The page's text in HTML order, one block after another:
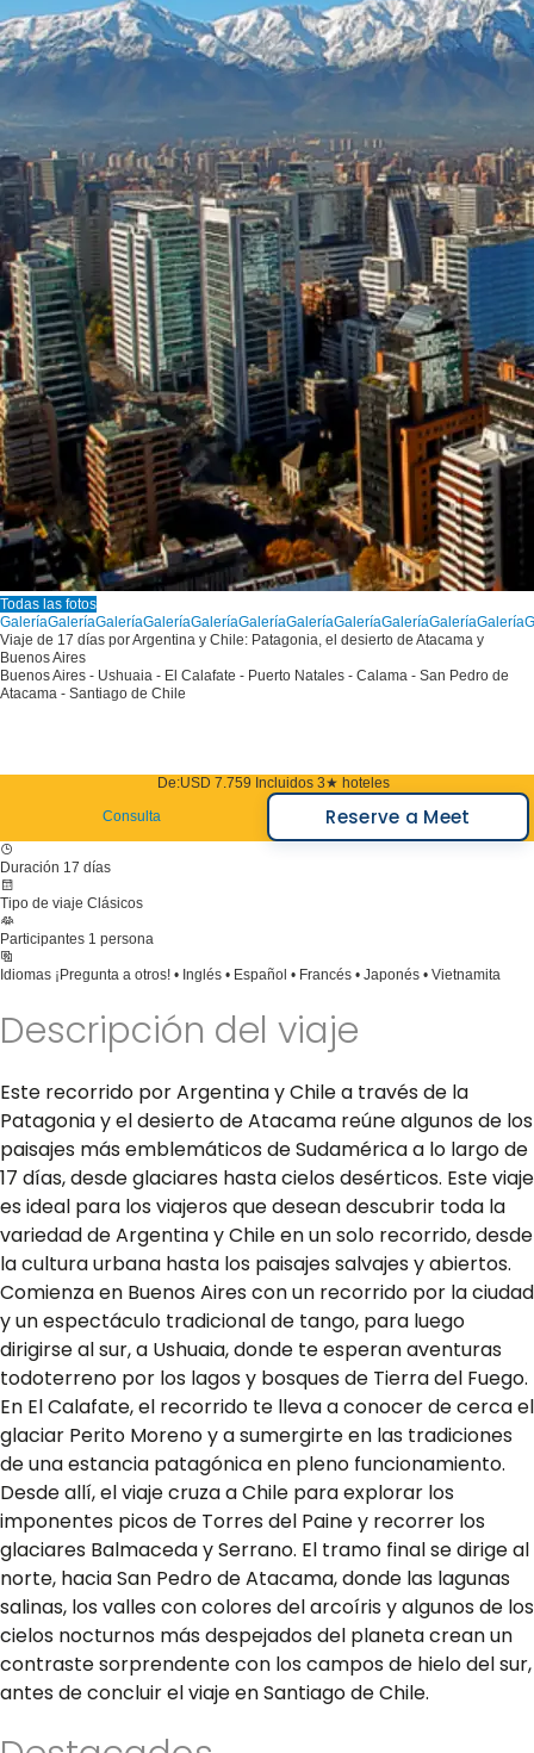
Todas las fotos
GaleríaGaleríaGaleríaGaleríaGaleríaGaleríaGaleríaGaleríaGaleríaGaleríaGalería
Viaje de 17 días por Argentina y Chile: Patagonia, el desierto de Atacama y
Buenos Aires
Buenos Aires - Ushuaia - El Calafate - Puerto Natales - Calama - San Pedro de
Atacama - Santiago de Chile
De:USD 7.759 Incluidos 3★ hoteles
Consulta
Reserve a Meet
Duración 17 días
Tipo de viaje Clásicos
Participantes 1 persona
Idiomas ¡Pregunta a otros! • Inglés • Español • Francés • Japonés • Vietnamita
Descripción del viaje
Este recorrido por Argentina y Chile a través de la
Patagonia y el desierto de Atacama reúne algunos de los
paisajes más emblemáticos de Sudamérica a lo largo de
17 días, desde glaciares hasta cielos desérticos. Este viaje
es ideal para los viajeros que desean descubrir toda la
variedad de Argentina y Chile en un solo recorrido, desde
la cultura urbana hasta los paisajes salvajes y abiertos.
Comienza en Buenos Aires con un recorrido por la ciudad
y un espectáculo tradicional de tango, para luego
dirigirse al sur, a Ushuaia, donde te esperan aventuras
todoterreno por los lagos y bosques de Tierra del Fuego.
En El Calafate, el recorrido te lleva a conocer de cerca el
glaciar Perito Moreno y a sumergirte en las tradiciones
de una estancia patagónica en pleno funcionamiento.
Desde allí, el viaje cruza a Chile para explorar los
imponentes picos de Torres del Paine y recorrer los
glaciares Balmaceda y Serrano. El tramo final se dirige al
norte, hacia San Pedro de Atacama, donde las lagunas
salinas, los valles con colores del arcoíris y algunos de los
cielos nocturnos más despejados del planeta crean un
contraste sorprendente con los campos de hielo del sur,
antes de concluir el viaje en Santiago de Chile.